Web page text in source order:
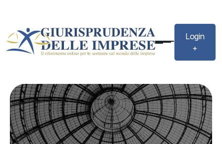
Login
+